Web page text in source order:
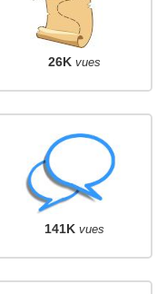
26K vues
141K vues